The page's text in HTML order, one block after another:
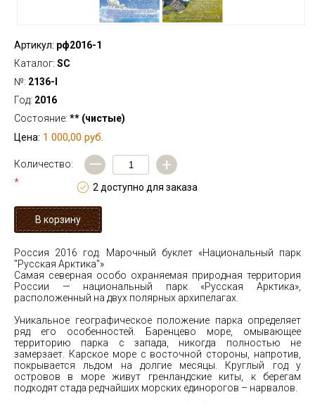
Артикул: рф2016-1
Каталог: SC
№: 2136-I
Год: 2016
Состояние: ** (чистые)
Цена: 1 000,00 руб.
Количество:
*
— +
2 доступно для заказа
Россия 2016 год. Марочный буклет «Национальный парк
"Русская Арктика"»
Самая северная особо охраняемая природная территория
России — национальный парк «Русская Арктика»,
расположенный на двух полярных архипелагах.
Уникальное географическое положение парка определяет
ряд его особенностей. Баренцево море, омывающее
территорию парка с запада, никогда полностью не
замерзает. Карское море с восточной стороны, напротив,
покрывается льдом на долгие месяцы. Круглый год у
островов в море живут гренландские киты, к берегам
подходят стада редчайших морских единорогов – нарвалов.